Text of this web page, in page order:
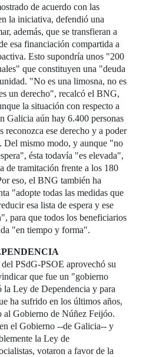
de acuerdo con las
la iniciativa, defendió una
además, que se transfieran a
esa financiación compartida a
Esto supondría unos "200
que constituyen una "deuda
"No es una limosna, no es
un derecho", recalcó el BNG,
la situación con respecto a
Galicia aún hay 6.400 personas
reconozca ese derecho y a poder
Del mismo modo, y aunque "no
ésta todavía "es elevada",
de tramitación frente a los 180
eso, el BNG también ha
"adopte todas las medidas que
esa lista de espera y ese
para que todos los beneficiarios
"en tiempo y forma".
PSdG-PSOE aprovechó su
que fue un "gobierno
la Ley de Dependencia y para
ha sufrido en los últimos años,
al Gobierno de Núñez Feijóo.
el Gobierno --de Galicia-- y
la Ley de
votaron a favor de la